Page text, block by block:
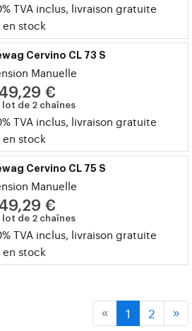
TVA inclus, livraison gratuite
en stock
Cervino CL 73 S
Manuelle
€
lot de 2 chaînes
TVA inclus, livraison gratuite
en stock
Cervino CL 75 S
Manuelle
€
lot de 2 chaînes
TVA inclus, livraison gratuite
en stock
« 1 2 »